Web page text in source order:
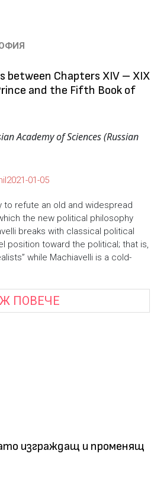
between Chapters XIV – XIX
and the Fifth Book of
Academy of Sciences (Russian
01-05
to refute an old and widespread
the new political philosophy
breaks with classical political
position toward the political; that is,
while Machiavelli is a cold-
ПОВЕЧЕ
изграждащ и променящ